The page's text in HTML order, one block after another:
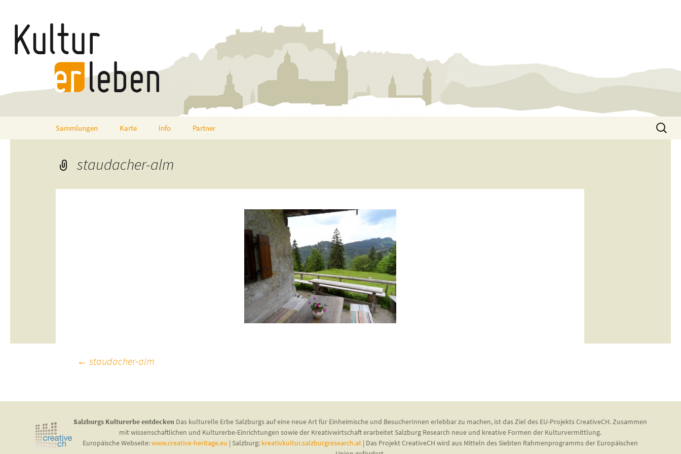
Sammlungen Karte Info Partner
Suchen
nach:
staudacher-alm
Beitragsnavigation
← staudacher-alm
Salzburgs Kulturerbe entdecken Das kulturelle Erbe Salzburgs auf eine neue Art für Einheimische und BesucherInnen erlebbar zu machen, ist das Ziel des EU-Projekts CreativeCH. Zusammen
mit wissenschaftlichen und Kulturerbe-Einrichtungen sowie der Kreativwirtschaft erarbeitet Salzburg Research neue und kreative Formen der Kulturvermittlung.
Europäische Webseite:www.creative-heritage.eu | Salzburg: kreativkultur.salzburgresearch.at| Das Projekt CreativeCH wird aus Mitteln des Siebten Rahmenprogramms der Europäischen